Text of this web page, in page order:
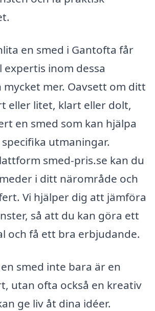
en smed i Gantofta får
inom dessa
mer. Oavsett om ditt
eller litet, klart eller dolt,
en smed som kan hjälpa
utmaningar.
smed-pris.se kan du
i ditt närområde och
Vi hjälper dig att jämföra
så att du kan göra ett
och få ett bra erbjudande.
smed inte bara är en
utan ofta också en kreativ
ge liv åt dina idéer.